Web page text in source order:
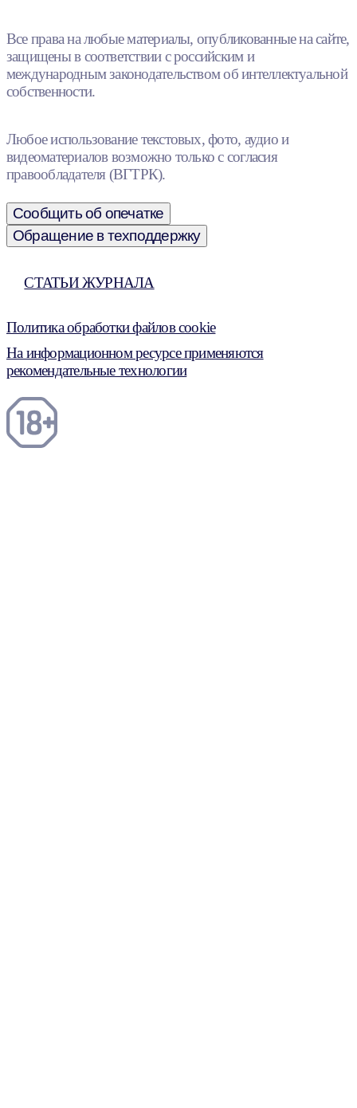
Все права на любые материалы, опубликованные на сайте,
защищены в соответствии с российским и
международным законодательством об интеллектуальной
собственности.
Любое использование текстовых, фото, аудио и
видеоматериалов возможно только с согласия
правообладателя (ВГТРК).
Сообщить об опечатке
Обращение в техподдержку
СТАТЬИ ЖУРНАЛА
Политика обработки файлов cookie
На информационном ресурсе применяются
рекомендательные технологии